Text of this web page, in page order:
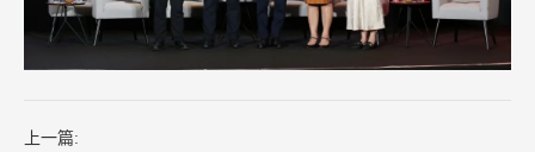
上一篇: